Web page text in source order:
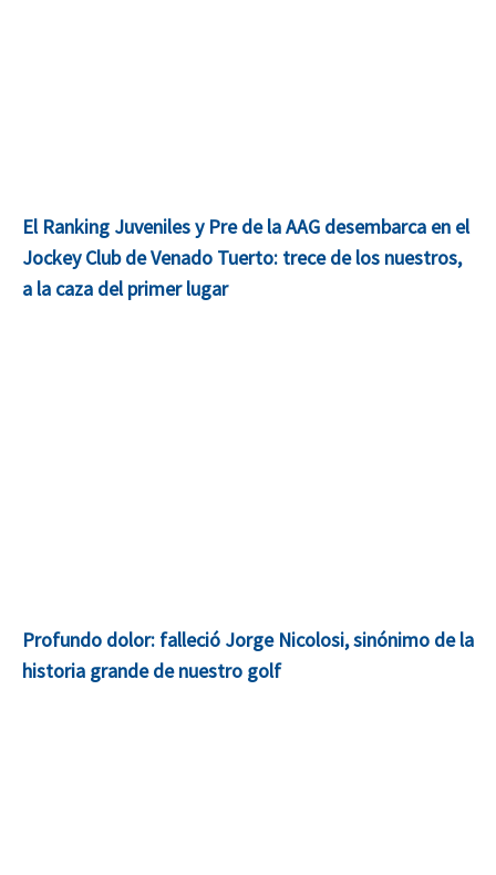
El Ranking Juveniles y Pre de la AAG desembarca en el
Jockey Club de Venado Tuerto: trece de los nuestros,
a la caza del primer lugar
Profundo dolor: falleció Jorge Nicolosi, sinónimo de la
historia grande de nuestro golf